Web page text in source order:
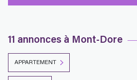
11 annonces à Mont-Dore
APPARTEMENT